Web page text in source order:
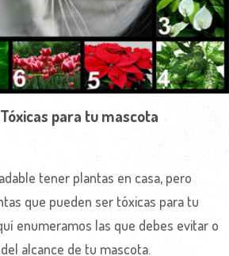
para tu mascota
tener plantas en casa, pero
que pueden ser tóxicas para tu
enumeramos las que debes evitar o
alcance de tu mascota.